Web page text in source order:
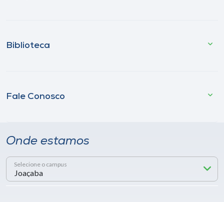
Biblioteca
Fale Conosco
Onde estamos
Selecione o campus